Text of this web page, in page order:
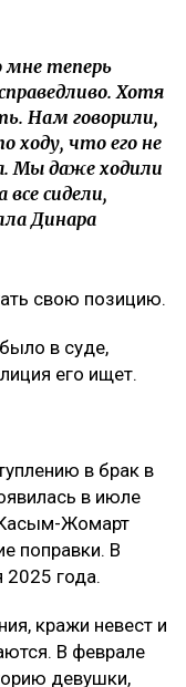
теперь
Хотя
Нам говорили,
ходу, что его не
Мы даже ходили
сидели,
Динара
свою позицию.
в суде,
его ищет.
в брак в
в июле
Касым-Жомарт
поправки. В
2025 года.
кражи невест и
В феврале
девушки,